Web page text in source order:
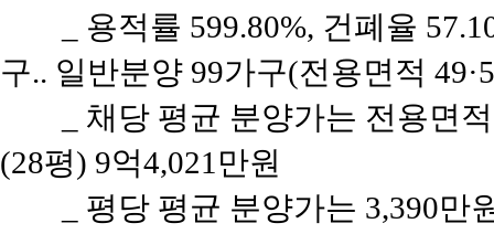
_ 용적률 599.80%, 건폐율
구.. 일반분양 99가구(전용면적
_ 채당 평균 분양가는 전용면
(28평) 9억4,021만원
_ 평당 평균 분양가는 3,390